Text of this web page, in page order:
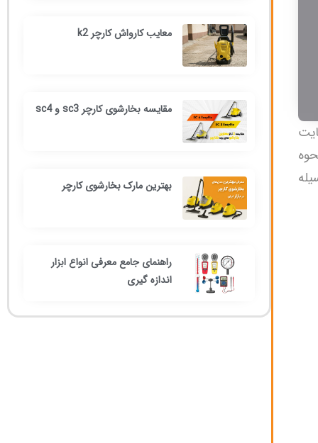
معایب کارواش کارچر k2
مقایسه بخارشوی کارچر sc3 و sc4
بهترین مارک بخارشوی کارچر
راهنمای جامع معرفی انواع ابزار
اندازه گیری